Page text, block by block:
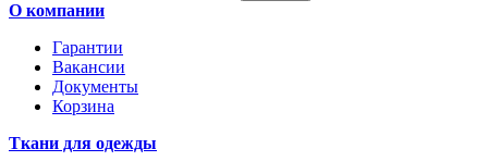
О компании
Гарантии
Вакансии
Документы
Корзина
Ткани для одежды